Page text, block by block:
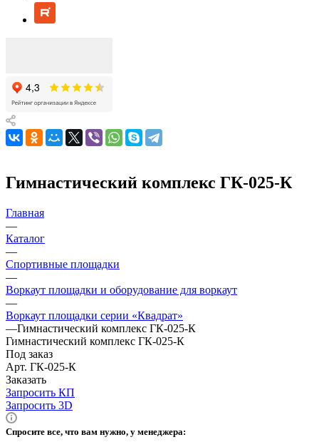
Гимнастический комплекс ГК-025-К
Главная
—
Каталог
—
Спортивные площадки
—
Воркаут площадки и оборудование для воркаут
—
Воркаут площадки серии «Квадрат»
—Гимнастический комплекс ГК-025-К
Гимнастический комплекс ГК-025-К
Под заказ
Арт. ГК-025-К
Заказать
Запросить КП
Запросить 3D
Спросите все, что вам нужно, у менеджера: